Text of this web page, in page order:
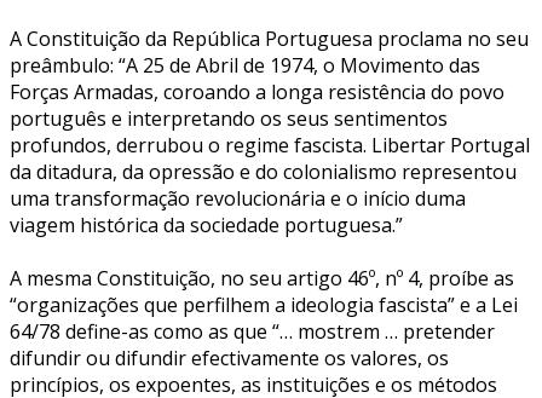
A Constituição da República Portuguesa proclama no seu
preâmbulo: “A 25 de Abril de 1974, o Movimento das
Forças Armadas, coroando a longa resistência do povo
português e interpretando os seus sentimentos
profundos, derrubou o regime fascista. Libertar Portugal
da ditadura, da opressão e do colonialismo representou
uma transformação revolucionária e o início duma
viagem histórica da sociedade portuguesa.”
A mesma Constituição, no seu artigo 46º, nº 4, proíbe as
“organizações que perfilhem a ideologia fascista” e a Lei
64/78 define-as como as que “… mostrem … pretender
difundir ou difundir efectivamente os valores, os
princípios, os expoentes, as instituições e os métodos